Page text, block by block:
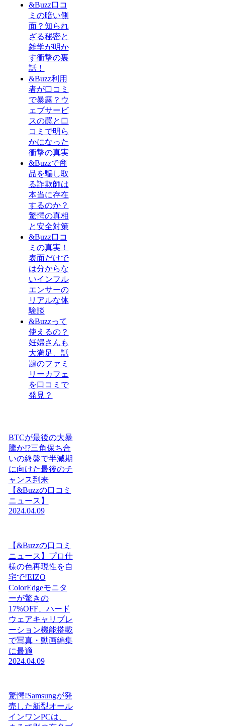
&Buzz口コ
ミの暗い側
面？知られ
ざる秘密と
雑学が明か
す衝撃の裏
話！
&Buzz利用
者が口コミ
で暴露？ウ
ェブサービ
スの罠と口
コミで明ら
かになった
衝撃の真実
&Buzzで商
品を騙し取
る詐欺師は
本当に存在
するのか？
驚愕の真相
と安全対策
&Buzz口コ
ミの真実！
表面だけで
は分からな
いインフル
エンサーの
リアルな体
験談
&Buzzって
使えるの？
妊婦さんも
大満足、話
題のファミ
リーカフェ
を口コミで
発見？
BTCが最後の大暴
騰か!?三角保ち合
いの終盤で半減期
に向けた最後のチ
ャンス到来
【&Buzzの口コミ
ニュース】
2024.04.09
【&Buzzの口コミ
ニュース】プロ仕
様の色再現性を自
宅で!EIZO
ColorEdgeモニタ
ーが驚きの
17%OFF、ハード
ウェアキャリブレ
ーション機能搭載
で写真・動画編集
に最適
2024.04.09
驚愕!Samsungが発
売した新型オール
インワンPCは、